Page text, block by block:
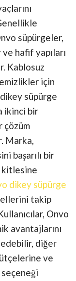
süpürgeler,
hafif yapıları
Kablosuz
için
süpürge
ikinci bir
çözüm
Marka,
başarılı bir
kitlesine
dikey süpürge
takip
Onvo
avantajlarını
diğer
ve
seçeneği